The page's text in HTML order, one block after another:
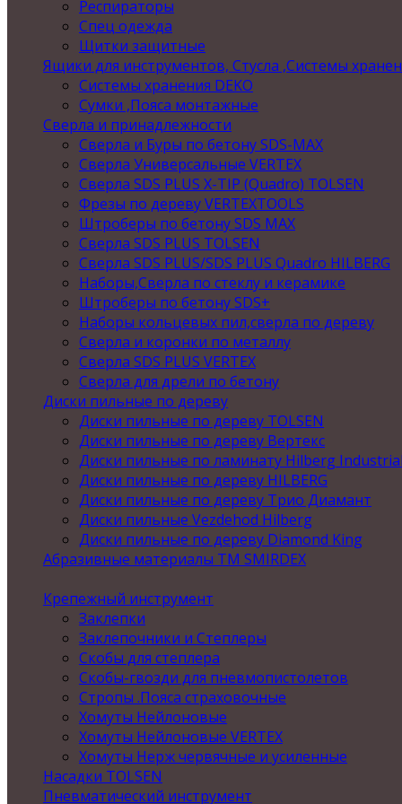
Респираторы
Спец одежда
Щитки защитные
Ящики для инструментов, Стусла ,Системы
Системы хранения DEKO
Сумки ,Пояса монтажные
Сверла и принадлежности
Сверла и Буры по бетону SDS-MAX
Сверла Универсальные VERTEX
Сверла SDS PLUS X-TIP (Quadro) TOLSEN
Фрезы по дереву VERTEXTOOLS
Штроберы по бетону SDS MAX
Сверла SDS PLUS TOLSEN
Сверла SDS PLUS/SDS PLUS Quadro HILBERG
Наборы,Сверла по стеклу и керамике
Штроберы по бетону SDS+
Наборы кольцевых пил,сверла по дереву
Сверла и коронки по металлу
Сверла SDS PLUS VERTEX
Сверла для дрели по бетону
Диски пильные по дереву
Диски пильные по дереву TOLSEN
Диски пильные по дереву Вертекс
Диски пильные по ламинату Hilberg
Диски пильные по дереву HILBERG
Диски пильные по дереву Трио Диамант
Диски пильные Vezdehod Hilberg
Диски пильные по дереву Diamond King
Абразивные материалы ТМ SMIRDEX
Крепежный инструмент
Заклепки
Заклепочники и Степлеры
Скобы для степлера
Скобы-гвозди для пневмопистолетов
Стропы .Пояса страховочные
Хомуты Нейлоновые
Хомуты Нейлоновые VERTEX
Хомуты Нерж червячные и усиленные
Насадки TOLSEN
Пневматический инструмент